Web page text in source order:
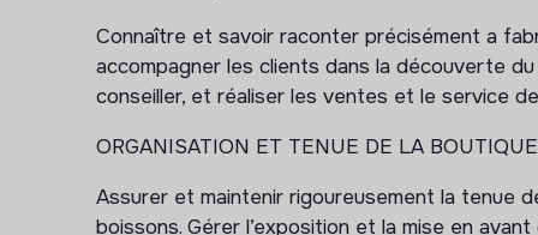
Connaître et savoir raconter précisément a
accompagner les clients dans la découverte
conseiller, et réaliser les ventes et le service
ORGANISATION ET TENUE DE LA BOUTIQUE
Assurer et maintenir rigoureusement la tenue
boissons. Gérer l’exposition et la mise en